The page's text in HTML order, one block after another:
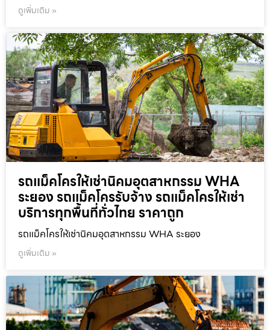
ดูเพิ่มเติม »
รถแม็คโครให้เช่านิคมอุตสาหกรรม WHA
ระยอง รถแม็คโครรับจ้าง รถแม็คโครให้เช่า
บริการทุกพื้นที่ทั่วไทย ราคาถูก
รถแม็คโครให้เช่านิคมอุตสาหกรรม WHA ระยอง
ดูเพิ่มเติม »